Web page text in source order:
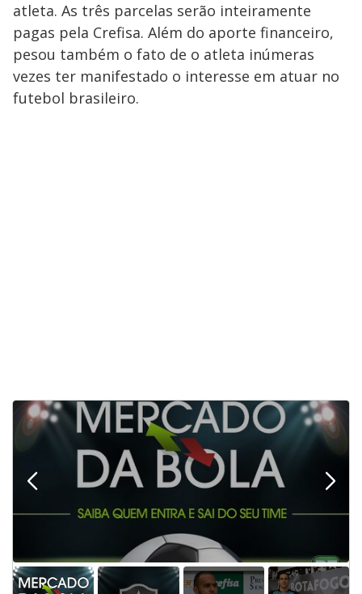
atleta. As três parcelas serão inteiramente
pagas pela Crefisa. Além do aporte financeiro,
pesou também o fato de o atleta inúmeras
vezes ter manifestado o interesse em atuar no
futebol brasileiro.